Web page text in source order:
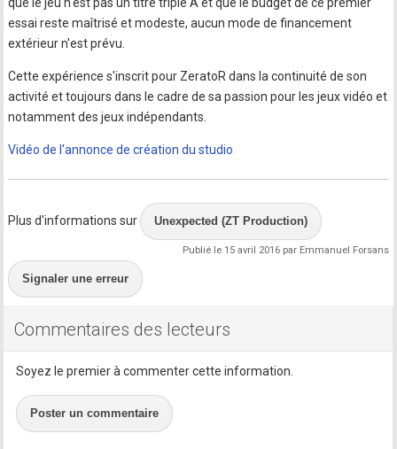
essai reste maîtrisé et modeste, aucun mode de financement
extérieur n'est prévu.
Cette expérience s'inscrit pour ZeratoR dans la continuité de son
activité et toujours dans le cadre de sa passion pour les jeux vidéo et
notamment des jeux indépendants.
Vidéo de l'annonce de création du studio
Plus d'informations sur Unexpected (ZT Production)
Publié le 15 avril 2016 par Emmanuel Forsans
Signaler une erreur
Commentaires des lecteurs
Soyez le premier à commenter cette information.
Poster un commentaire